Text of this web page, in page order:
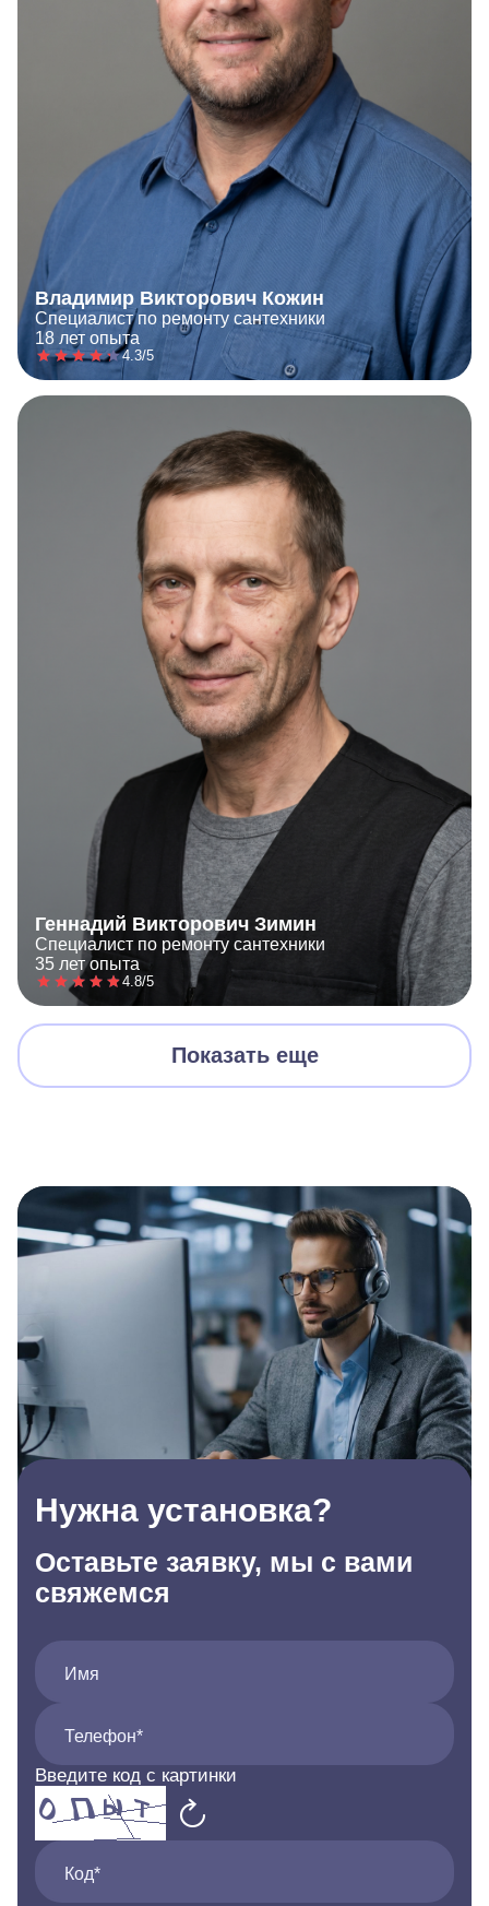
Владимир Викторович Кожин
Специалист по ремонту сантехники
18 лет опыта
4.3/5
Геннадий Викторович Зимин
Специалист по ремонту сантехники
35 лет опыта
4.8/5
Показать еще
Нужна установка?
Оставьте заявку, мы с вами
свяжемся
Имя
Телефон*
Введите код с картинки
Код*